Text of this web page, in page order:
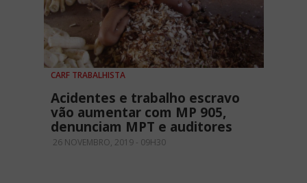
CARF TRABALHISTA
Acidentes e trabalho escravo
vão aumentar com MP 905,
denunciam MPT e auditores
26 NOVEMBRO, 2019 - 09H30